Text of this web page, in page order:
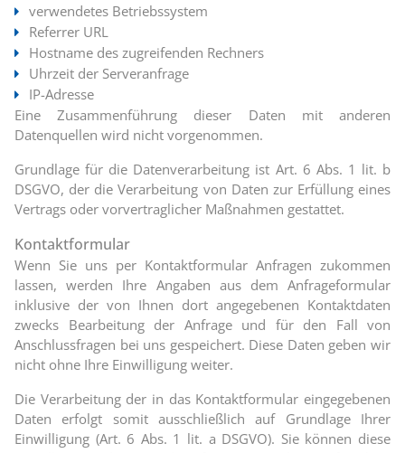
verwendetes Betriebssystem
Referrer URL
Hostname des zugreifenden Rechners
Uhrzeit der Serveranfrage
IP-Adresse
Eine Zusammenführung dieser Daten mit anderen
Datenquellen wird nicht vorgenommen.
Grundlage für die Datenverarbeitung ist Art. 6 Abs. 1 lit. b
DSGVO, der die Verarbeitung von Daten zur Erfüllung eines
Vertrags oder vorvertraglicher Maßnahmen gestattet.
Kontaktformular
Wenn Sie uns per Kontaktformular Anfragen zukommen
lassen, werden Ihre Angaben aus dem Anfrageformular
inklusive der von Ihnen dort angegebenen Kontaktdaten
zwecks Bearbeitung der Anfrage und für den Fall von
Anschlussfragen bei uns gespeichert. Diese Daten geben wir
nicht ohne Ihre Einwilligung weiter.
Die Verarbeitung der in das Kontaktformular eingegebenen
Daten erfolgt somit ausschließlich auf Grundlage Ihrer
Einwilligung (Art. 6 Abs. 1 lit. a DSGVO). Sie können diese